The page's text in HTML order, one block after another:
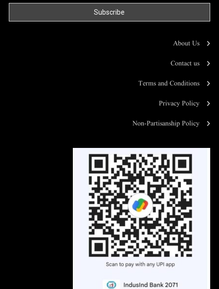
About Us
Contact us
Terms and Conditions
Privacy Policy
Non-Partisanship Policy